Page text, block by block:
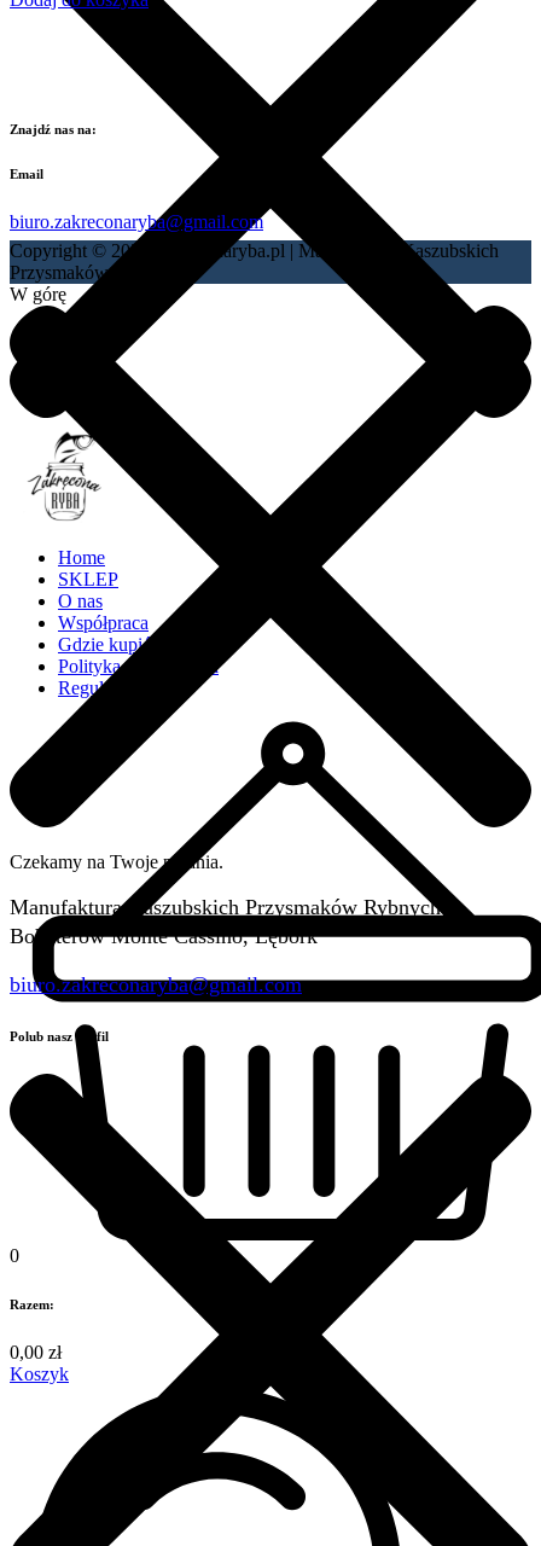
Home
SKLEP
O nas
Współpraca
Gdzie kupić
Polityka prywatności
Regulamin
0
Razem:
0,00 zł
Koszyk
Znajdź nas na:
Email
biuro.zakreconaryba@gmail.com
Copyright © 2021 zakreconaryba.pl | Manufaktura Kaszubskich
Przysmaków Rybnych.
W górę
Czekamy na Twoje pytania.
Manufaktura Kaszubskich Przysmaków Rybnych
Bohaterów Monte Cassino, Lębork
biuro.zakreconaryba@gmail.com
Polub nasz profil